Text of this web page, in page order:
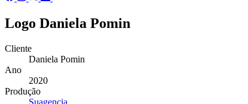
Logo Daniela Pomin
Cliente
Daniela Pomin
Ano
2020
Produção